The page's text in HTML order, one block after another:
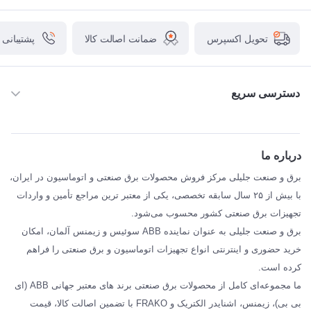
تحویل اکسپرس ضمانت اصالت کالا
دسترسی سریع
SCHNEIDER
فراکو FRAKO
مقالات تخصصی برق صنعتی
درباره ما
برق و صنعت جلیلی مرکز فروش محصولات برق صنعتی و اتوماسیون در ایران،
با بیش از ۲۵ سال سابقه تخصصی، یکی از معتبر ترین مراجع تأمین و واردات
تجهیزات برق صنعتی کشور محسوب می‌شود.
برق و صنعت جلیلی به عنوان نماینده ABB سوئیس و زیمنس آلمان، امکان
خرید حضوری و اینترنتی انواع تجهیزات اتوماسیون و برق صنعتی را فراهم
کرده است.
ما مجموعه‌ای کامل از محصولات برق صنعتی برند های معتبر جهانی ABB (ای
بی بی)، زیمنس، اشنایدر الکتریک و FRAKO با تضمین اصالت کالا، قیمت